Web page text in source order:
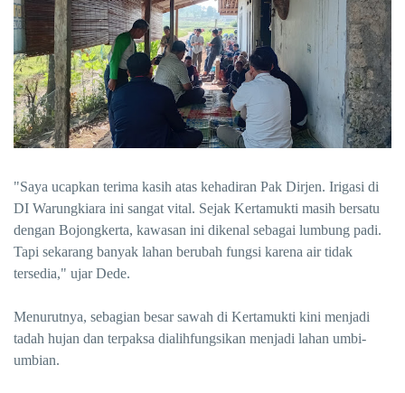
"Saya ucapkan terima kasih atas kehadiran Pak Dirjen. Irigasi di
DI Warungkiara ini sangat vital. Sejak Kertamukti masih bersatu
dengan Bojongkerta, kawasan ini dikenal sebagai lumbung padi.
Tapi sekarang banyak lahan berubah fungsi karena air tidak
tersedia," ujar Dede.
Menurutnya, sebagian besar sawah di Kertamukti kini menjadi
tadah hujan dan terpaksa dialihfungsikan menjadi lahan umbi-
umbian.